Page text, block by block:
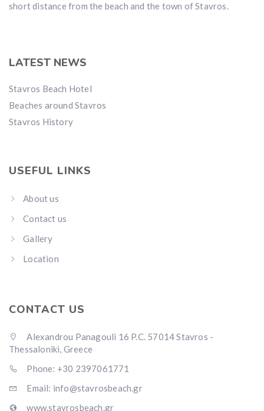
short distance from the beach and the town of Stavros.
LATEST NEWS
Stavros Beach Hotel
Beaches around Stavros
Stavros History
USEFUL LINKS
About us
Contact us
Gallery
Location
CONTACT US
Alexandrou Panagouli 16 P.C. 57014 Stavros -
Thessaloniki, Greece
Phone: +30 2397061771
Email: info@stavrosbeach.gr
www.stavrosbeach.gr